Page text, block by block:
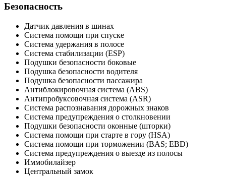
Безопасность
Датчик давления в шинах
Система помощи при спуске
Система удержания в полосе
Система стабилизации (ESP)
Подушки безопасности боковые
Подушка безопасности водителя
Подушка безопасности пассажира
Антиблокировочная система (ABS)
Антипробуксовочная система (ASR)
Система распознавания дорожных знаков
Система предупреждения о столкновении
Подушки безопасности оконные (шторки)
Система помощи при старте в гору (HSA)
Система помощи при торможении (BAS; EBD)
Система предупреждения о выезде из полосы
Иммобилайзер
Центральный замок